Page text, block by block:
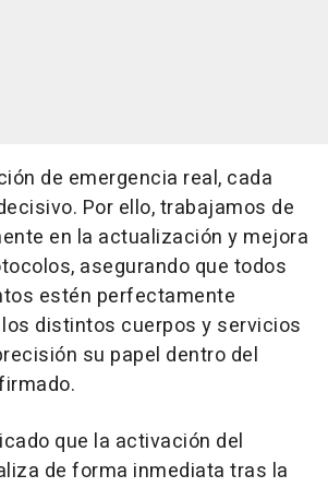
de emergencia real, cada
Por ello, trabajamos de
en la actualización y mejora
asegurando que todos
estén perfectamente
distintos cuerpos y servicios
su papel dentro del
que la activación del
de forma inmediata tras la